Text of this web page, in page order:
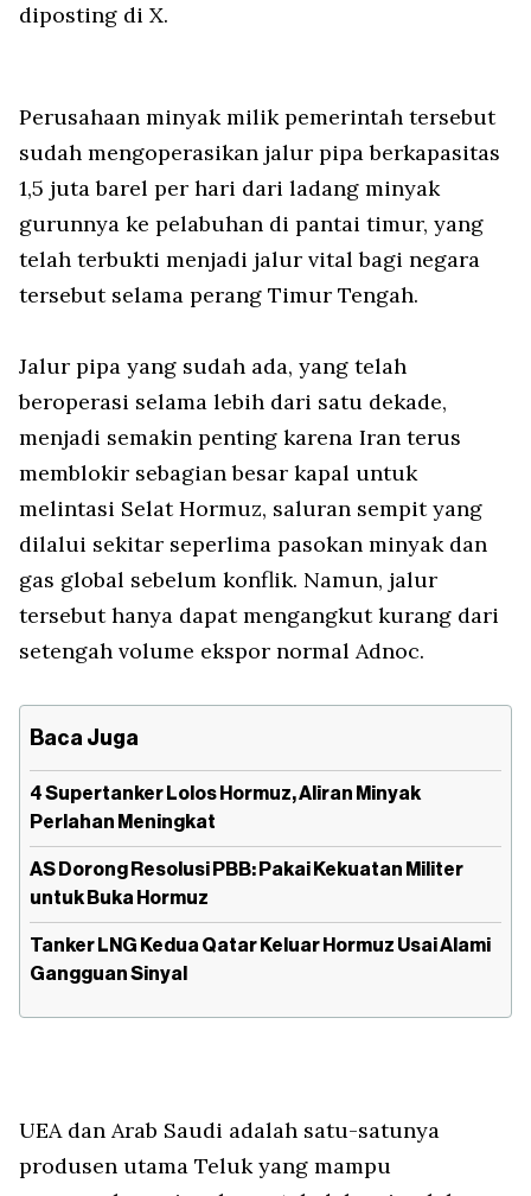
diposting di X.
Perusahaan minyak milik pemerintah tersebut
sudah mengoperasikan jalur pipa berkapasitas
1,5 juta barel per hari dari ladang minyak
gurunnya ke pelabuhan di pantai timur, yang
telah terbukti menjadi jalur vital bagi negara
tersebut selama perang Timur Tengah.
Jalur pipa yang sudah ada, yang telah
beroperasi selama lebih dari satu dekade,
menjadi semakin penting karena Iran terus
memblokir sebagian besar kapal untuk
melintasi Selat Hormuz, saluran sempit yang
dilalui sekitar seperlima pasokan minyak dan
gas global sebelum konflik. Namun, jalur
tersebut hanya dapat mengangkut kurang dari
setengah volume ekspor normal Adnoc.
Baca Juga
4 Supertanker Lolos Hormuz, Aliran Minyak
Perlahan Meningkat
AS Dorong Resolusi PBB: Pakai Kekuatan Militer
untuk Buka Hormuz
Tanker LNG Kedua Qatar Keluar Hormuz Usai Alami
Gangguan Sinyal
UEA dan Arab Saudi adalah satu-satunya
produsen utama Teluk yang mampu